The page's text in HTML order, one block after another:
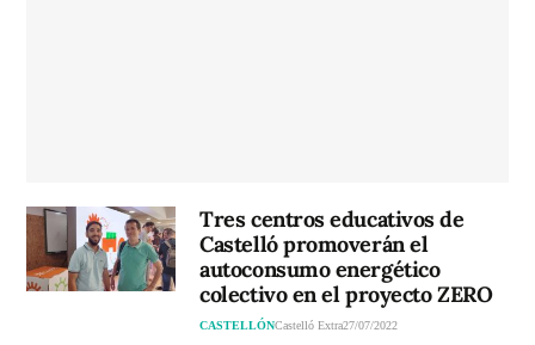
Tres centros educativos de
Castelló promoverán el
autoconsumo energético
colectivo en el proyecto ZERO
CASTELLÓNCastelló Extra27/07/2022